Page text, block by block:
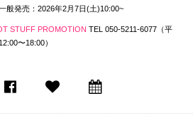
般発売：2026年2⽉7⽇(⼟)10:00~
STUFF PROMOTION TEL 050-5211-6077（平
〜18:00）